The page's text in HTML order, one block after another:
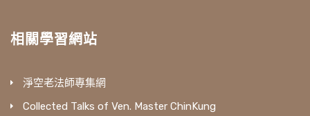
相關學習網站
淨空老法師專集網
Collected Talks of Ven. Master ChinKung